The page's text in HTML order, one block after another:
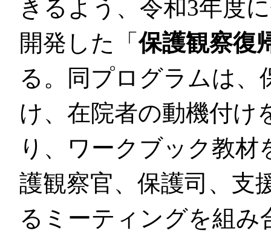
きるよう、令和3年度
開発した「保護観察復
る。同プログラムは、
け、在院者の動機付け
り、ワークブック教
護観察官、保護司、支
るミーティングを組